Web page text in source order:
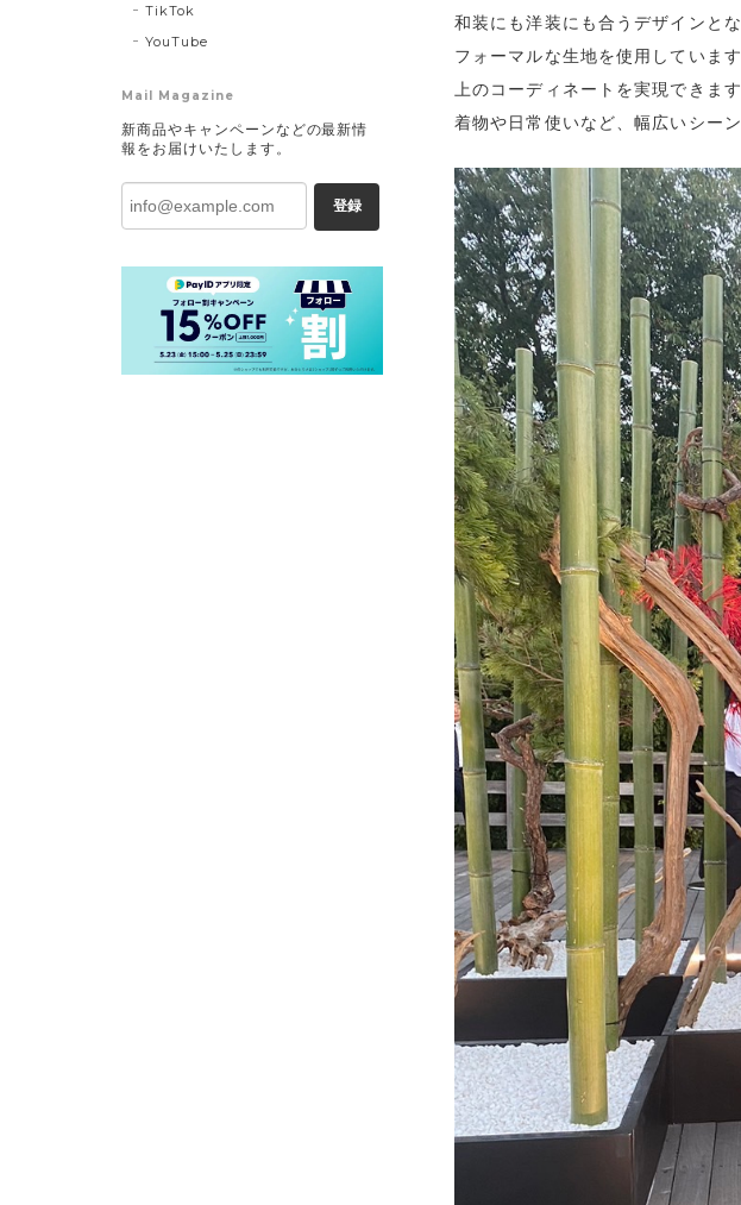
和装にも洋装にも合うデザインと
フォーマルな生地を使用していま
上のコーディネートを実現できます
着物や日常使いなど、幅広いシー
TikTok
YouTube
Mail Magazine
新商品やキャンペーンなどの最新情
報をお届けいたします。
登録